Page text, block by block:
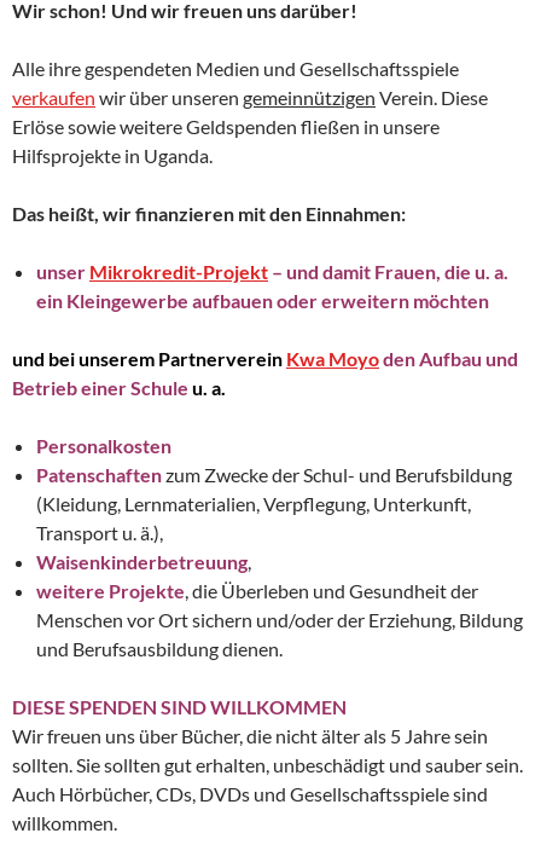
Wir schon! Und wir freuen uns darüber!
Alle ihre gespendeten Medien und Gesellschaftsspiele
verkaufen wir über unseren gemeinnützigen Verein. Diese
Erlöse sowie weitere Geldspenden fließen in unsere
Hilfsprojekte in Uganda.
Das heißt, wir finanzieren mit den Einnahmen:
unser Mikrokredit-Projekt – und damit Frauen, die u. a.
ein Kleingewerbe aufbauen oder erweitern möchten
und bei unserem Partnerverein Kwa Moyoden Aufbau und
Betrieb einer Schule u. a.
Personalkosten
Patenschaftenzum Zwecke der Schul- und Berufsbildung
(Kleidung, Lernmaterialien, Verpflegung, Unterkunft,
Transport u. ä.),
Waisenkinderbetreuung,
weitere Projekte, die Überleben und Gesundheit der
Menschen vor Ort sichern und/oder der Erziehung, Bildung
und Berufsausbildung dienen.
DIESE SPENDEN SIND WILLKOMMEN
Wir freuen uns über Bücher, die nicht älter als 5 Jahre sein
sollten. Sie sollten gut erhalten, unbeschädigt und sauber sein.
Auch Hörbücher, CDs, DVDs und Gesellschaftsspiele sind
willkommen.